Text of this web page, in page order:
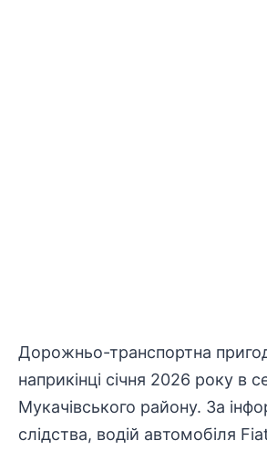
Дорожньо-транспортна
наприкінці січня 2026 року в
Мукачівського району. За
слідства, водій автомобіля